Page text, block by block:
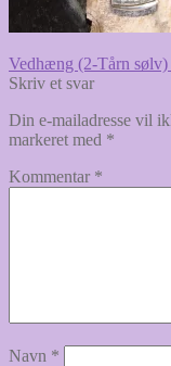
Forrige
indlæg:
Vedhæng (2-Tårn
Skriv et svar
Din e-mailadresse vil
markeret med *
Kommentar *
Navn *